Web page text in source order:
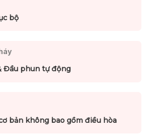
bộ
Đầu phun tự động
bản không bao gồm điều hòa